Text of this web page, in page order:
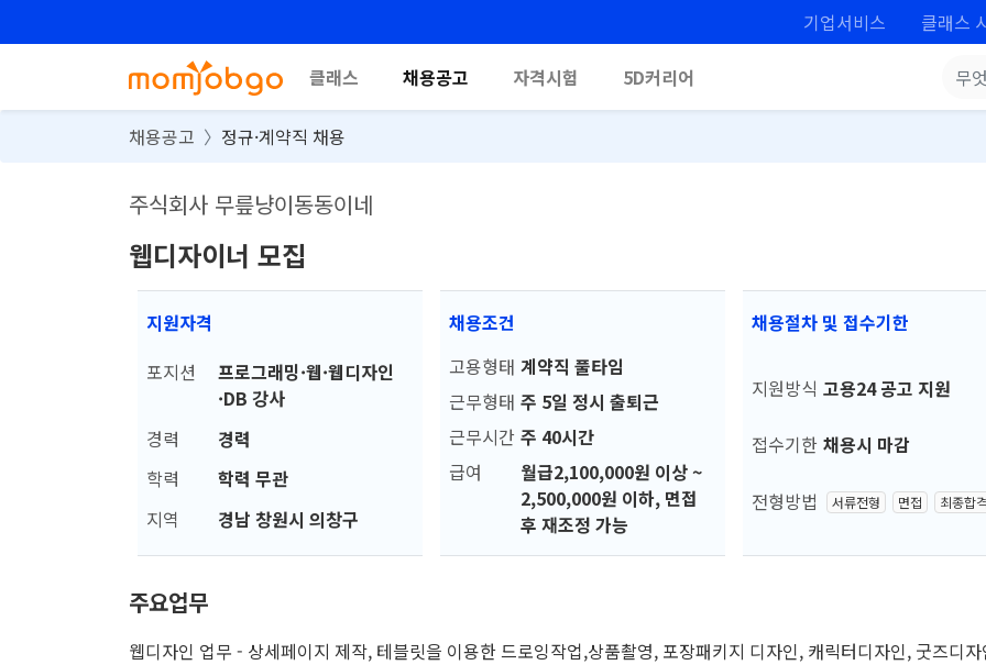
기업서비스 클래스
클래스 채용공고 자격시험 5D커리어
채용공고 정규·계약직 채용
주식회사 무릎냥이동동이네
웹디자이너 모집
지원자격
포지션
프로그래밍·웹·웹디자인
·DB 강사
경력
경력
학력
학력 무관
지역
경남 창원시 의창구
채용조건
고용형태 계약직 풀타임
근무형태 주 5일 정시 출퇴근
근무시간 주 40시간
급여
월급2,100,000원 이상 ~
2,500,000원 이하, 면접
후 재조정 가능
채용절차 및 접수기한
지원방식 고용24 공고 지원
접수기한 채용시 마감
전형방법 서류전형 면접 최종합격
주요업무
웹디자인 업무 - 상세페이지 제작, 테블릿을 이용한 드로잉작업,상품촬영, 포장패키지 디자인, 캐릭터디자인, 굿즈디자